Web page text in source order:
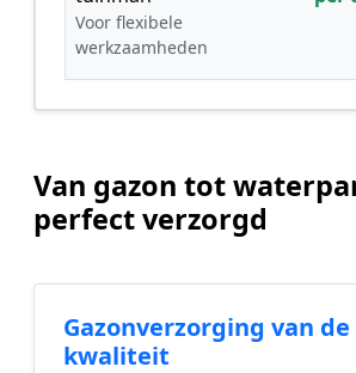
Voor flexibele
werkzaamheden
Van gazon tot
perfect verzorgd
Gazonverzorging van
kwaliteit